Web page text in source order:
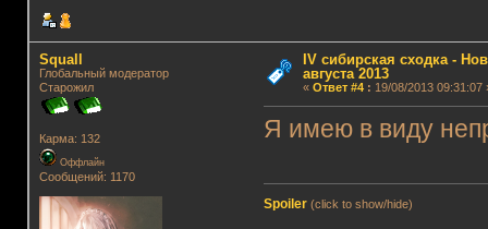
Squall
Глобальный модератор
Старожил
Карма: 132
Оффлайн
Сообщений: 1170
IV сибирская сходка -
августа 2013
« Ответ #4: 19/08/2013 09:31:07
Я имею в виду
Spoiler (click to show/hide)